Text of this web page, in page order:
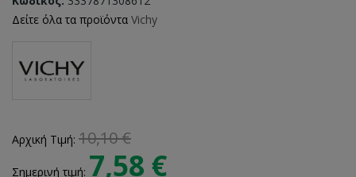
Δείτε όλα τα προϊόντα Vichy
Αρχική Τιμή: 10,10 €
Σημερινή τιμή: 7,58 €